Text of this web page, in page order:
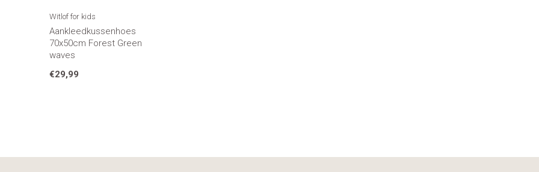
Witlof for kids
Aankleedkussenhoes
70x50cm Forest Green
waves
€29,99